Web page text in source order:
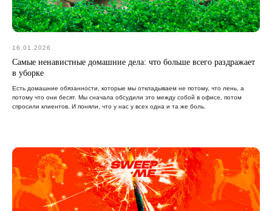
16.01.2026
Самые ненавистные домашние дела: что больше всего раздражает
в уборке
Есть домашние обязанности, которые мы откладываем не потому, что лень, а
потому что они бесят. Мы сначала обсудили это между собой в офисе, потом
спросили клиентов. И поняли, что у нас у всех одна и та же боль.